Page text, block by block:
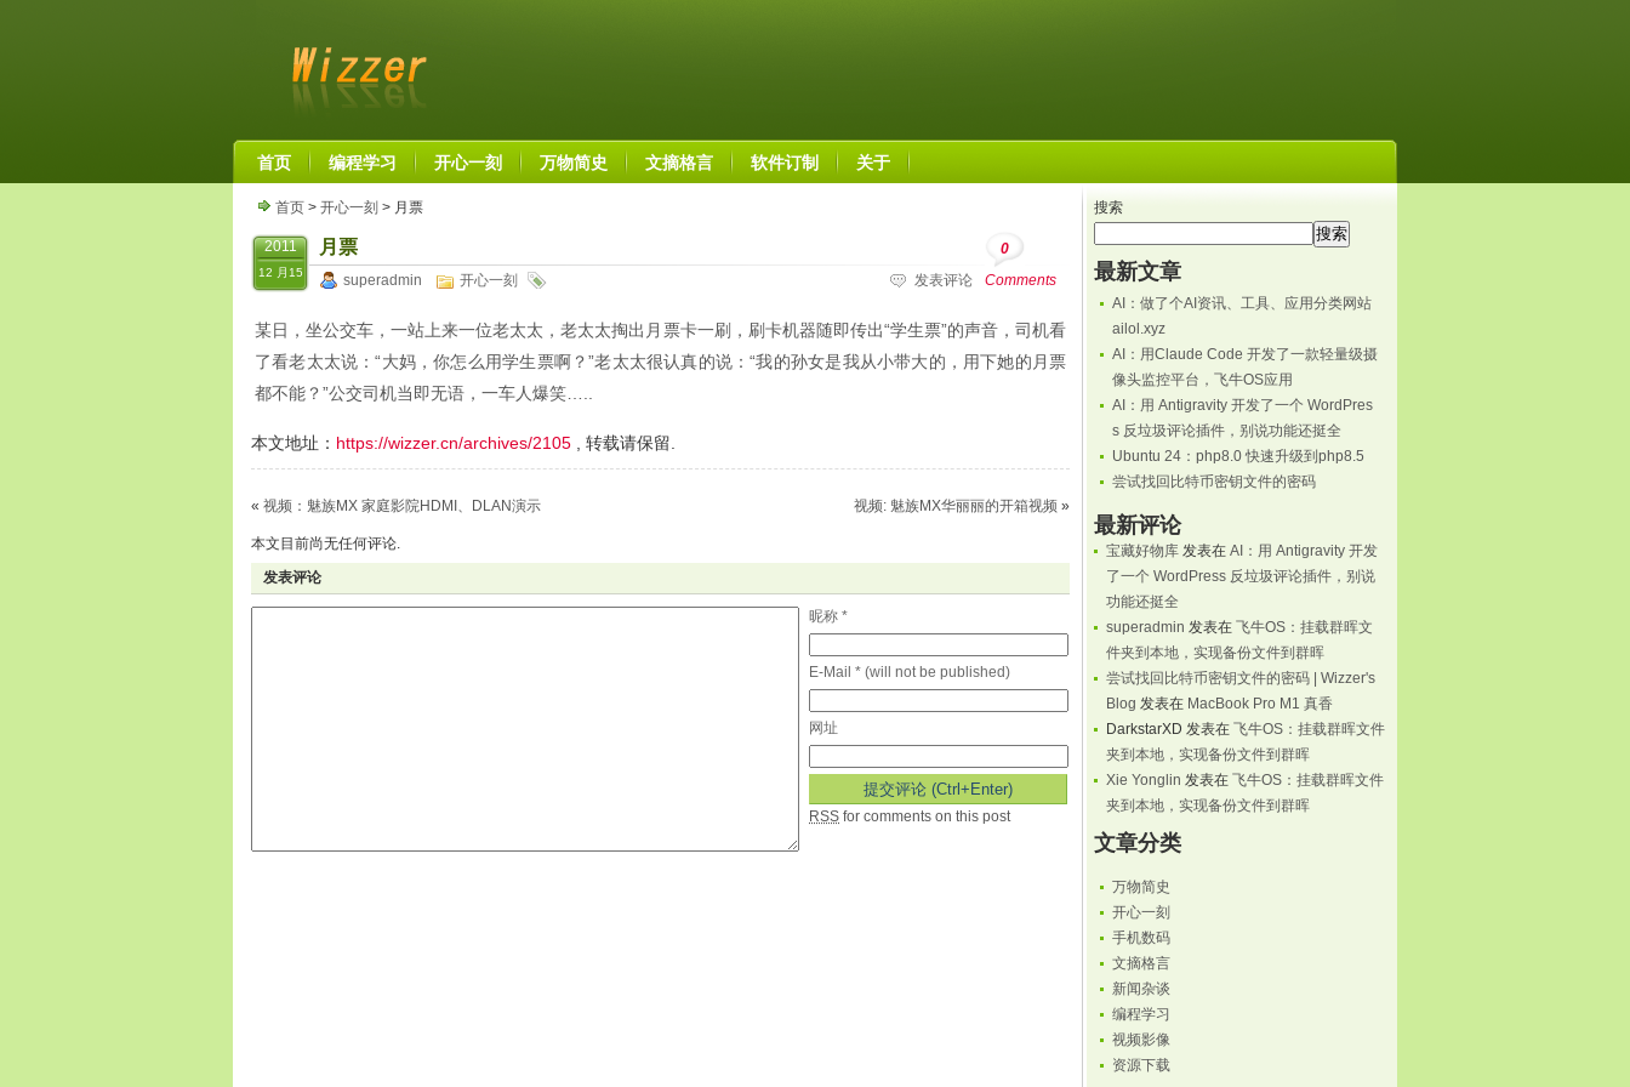
首页 编程学习 开心一刻 万物简史 文摘格言 软件订制 关于
首页 > 开心一刻 > 月票
2011
12 月15
月票
superadmin 开心一刻
0
Comments
发表评论
某日，坐公交车，一站上来一位老太太，老太太掏出月票卡一刷，刷卡机器随即传出“学生票”的声音，司机看
了看老太太说：“大妈，你怎么用学生票啊？”老太太很认真的说：“我的孙女是我从小带大的，用下她的月票
都不能？”公交司机当即无语，一车人爆笑…..
本文地址： https://wizzer.cn/archives/2105 , 转载请保留.
« 视频：魅族MX 家庭影院HDMI、DLAN演示 视频: 魅族MX华丽丽的开箱视频 »
本文目前尚无任何评论.
发表评论
昵称 *
E-Mail * (will not be published)
网址
RSS for comments on this post
搜索
搜索
最新文章
AI：做了个AI资讯、工具、应用分类网站
ailol.xyz
AI：用Claude Code 开发了一款轻量级摄
像头监控平台，飞牛OS应用
AI：用 Antigravity 开发了一个 WordPres
s 反垃圾评论插件，别说功能还挺全
Ubuntu 24：php8.0 快速升级到php8.5
尝试找回比特币密钥文件的密码
最新评论
宝藏好物库 发表在 AI：用 Antigravity 开发
了一个 WordPress 反垃圾评论插件，别说
功能还挺全
superadmin 发表在 飞牛OS：挂载群晖文
件夹到本地，实现备份文件到群晖
尝试找回比特币密钥文件的密码 | Wizzer's
Blog 发表在 MacBook Pro M1 真香
DarkstarXD 发表在 飞牛OS：挂载群晖文件
夹到本地，实现备份文件到群晖
Xie Yonglin 发表在 飞牛OS：挂载群晖文件
夹到本地，实现备份文件到群晖
文章分类
万物简史
开心一刻
手机数码
文摘格言
新闻杂谈
编程学习
视频影像
资源下载